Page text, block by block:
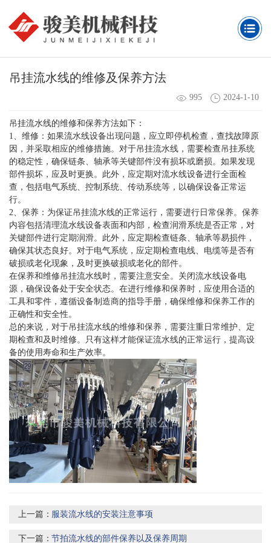
吊挂流水线的维修及保养方法
995 2024-1-10
吊挂流水线的维修和保养方法如下：
1、维修：如果流水线设备出现问题，应立即停机检查，查找故障原
因，并采取相应的维修措施。对于吊挂流水线，需要检查吊挂系统
的稳定性，确保链条、轴承等关键部件没有损坏或磨损。如果发现
部件损坏，应及时更换。此外，应定期对流水线设备进行全面检
查，包括电气系统、控制系统、传动系统等，以确保设备正常运
行。
2、保养：为保证吊挂流水线的正常运行，需要进行日常保养。保养
内容包括清理流水线设备表面和内部，检查润滑系统是否正常，对
关键部件进行定期润滑。此外，应定期检查链条、轴承等易损件，
确保其状态良好。对于电气系统，应定期检查电线、电缆等是否有
破损或老化现象，及时更换破损或老化的部件。
在保养和维修吊挂流水线时，需要注意安全。关闭流水线设备电
源，确保设备处于安全状态。在进行维修和保养时，应使用合适的
工具和零件，遵循设备制造商的指导手册，确保维修和保养工作的
正确性和安全性。
总的来说，对于吊挂流水线的维修和保养，需要注重日常维护、定
期检查和及时维修。只有这样才能保证流水线的正常运行，提高设
备的使用寿命和生产效率。
上一篇： 服装流水线的安装注意事项
下一篇：节拍流水线的部件保养以及保养周期